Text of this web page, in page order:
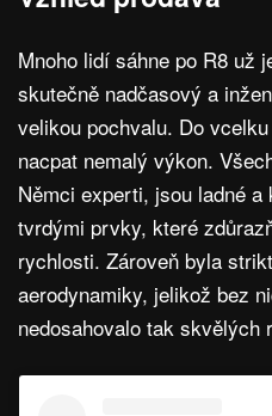
Mnoho lidí sáhne po R8 už
skutečně nadčasový a
velikou pochvalu. Do
nacpat nemalý výkon.
Němci experti, jsou ladné
tvrdými prvky, které
rychlosti. Zároveň byla
aerodynamiky, jelikož bez
nedosahovalo tak skvělých